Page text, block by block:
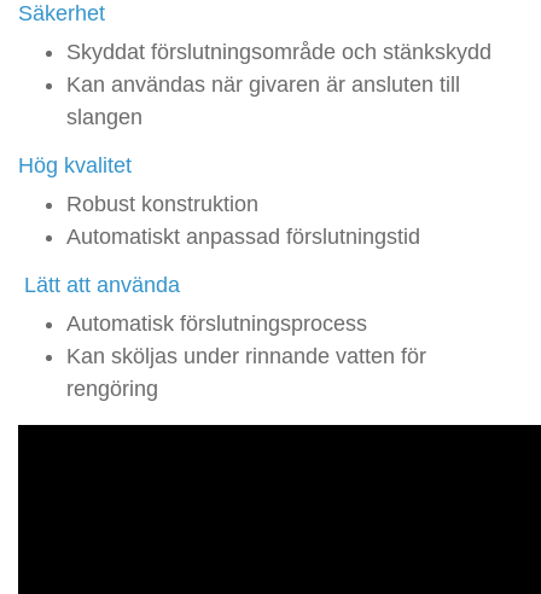
Säkerhet
Skyddat förslutningsområde och stänkskydd
Kan användas när givaren är ansluten till
slangen
Hög kvalitet
Robust konstruktion
Automatiskt anpassad förslutningstid
Lätt att använda
Automatisk förslutningsprocess
Kan sköljas under rinnande vatten för
rengöring